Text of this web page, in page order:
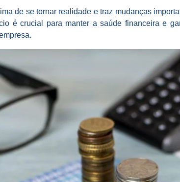
de se tornar realidade e traz mudanças
é crucial para manter a saúde financeira e